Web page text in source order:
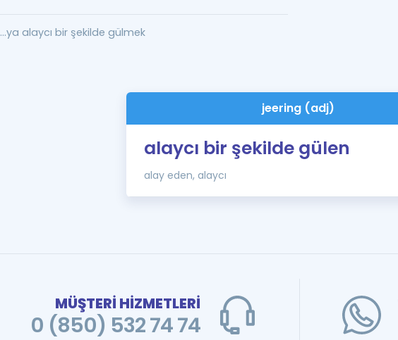
...ya alaycı bir şekilde gülmek
jeering (adj)
alaycı bir şekilde gülen
alay eden, alaycı
MÜŞTERİ HİZMETLERİ
0 (850) 532 74 74